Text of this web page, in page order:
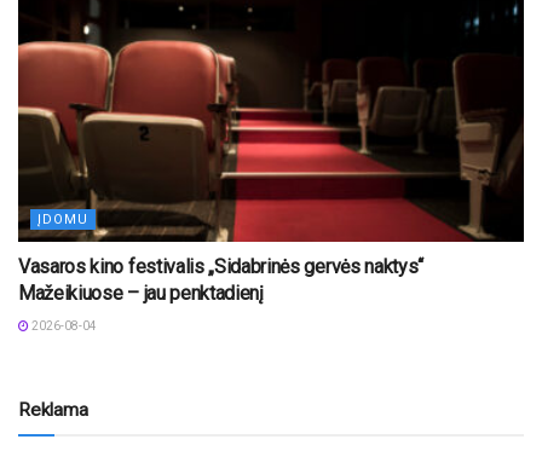
ĮDOMU
Vasaros kino festivalis „Sidabrinės gervės naktys“
Mažeikiuose – jau penktadienį
2026-08-04
Reklama